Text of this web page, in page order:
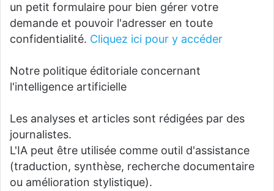
un petit formulaire pour bien gérer votre
demande et pouvoir l'adresser en toute
confidentialité. Cliquez ici pour y accéder
Notre politique éditoriale concernant
l'intelligence artificielle
Les analyses et articles sont rédigées par des
journalistes.
L'IA peut être utilisée comme outil d'assistance
(traduction, synthèse, recherche documentaire
ou amélioration stylistique).